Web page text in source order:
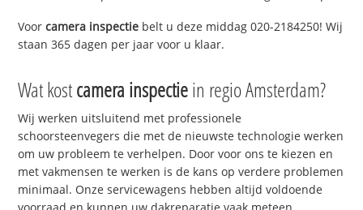
Voorcamera inspectie belt u deze middag 020-2184250! Wij
staan 365 dagen per jaar voor u klaar.
Wat kostcamera inspectiein regio Amsterdam?
Wij werken uitsluitend met professionele
schoorsteenvegers die met de nieuwste technologie werken
om uw probleem te verhelpen. Door voor ons te kiezen en
met vakmensen te werken is de kans op verdere problemen
minimaal. Onze servicewagens hebben altijd voldoende